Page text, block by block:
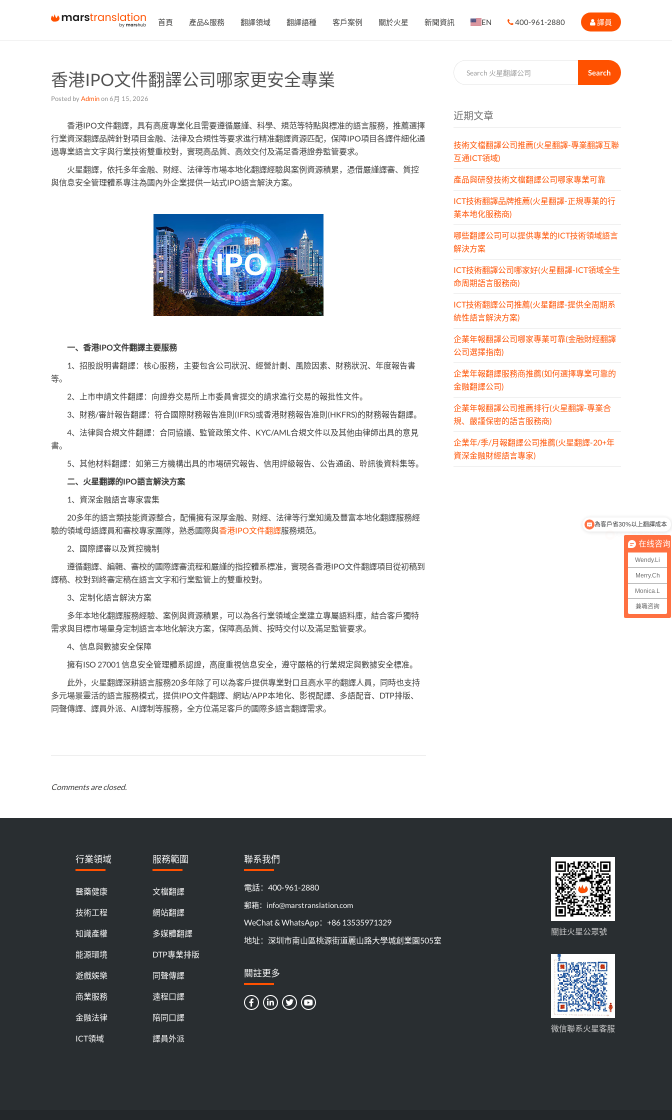
首頁 產品&服務 翻譯領域 翻譯語種 客戶案例 關於火星 新聞資訊 EN 400-961-2880 譯員
香港IPO文件翻譯公司哪家更安全專業
Posted byAdminon6月 15, 2026
香港IPO文件翻譯，具有高度專業化且需要遵循嚴謹、科學、規范等特點與標准的語言服務，推薦選擇
行業資深翻譯品牌針對項目金融、法律及合規性等要求進行精准翻譯資源匹配，保障IPO項目各譯件細化通
過專業語言文字與行業技術雙重校對，實現高品質、高效交付及滿足香港證券監管要求。
火星翻譯，依托多年金融、財經、法律等市場本地化翻譯經驗與案例資源積累，憑借嚴謹譯審、質控
與信息安全管理體系專注為國內外企業提供一站式IPO語言解決方案。
一、香港IPO文件翻譯主要服務
1、‌招股說明書翻譯‌：核心服務，主要包含公司狀況、經營計劃、風險因素、財務狀況、年度報告書
等。
2、‌上市申請文件翻譯‌：向證券交易所上市委員會提交的請求進行交易的報批性文件。
3、‌財務/審計報告翻譯‌：符合國際財務報告准則(IFRS)或香港財務報告准則(HKFRS)的財務報告翻譯。
4、‌法律與合規文件翻譯‌：合同協議、監管政策文件、KYC/AML合規文件以及其他由律師出具的意見
書。
5、其他材料翻譯‌：如第三方機構出具的市場研究報告、信用評級報告、公告通函、‌聆訊後資料集等。
二、火星翻譯的IPO語言解決方案
1、資深金融語言專家雲集
20多年的語言類技能資源整合，配備擁有深厚金融、財經、法律等行業知識及豐富本地化翻譯服務經
驗的領域母語譯員和審校專家團隊，熟悉國際與香港IPO文件翻譯服務規范。
2、國際譯審以及質控機制
遵循翻譯、編輯、審校的國際譯審流程和嚴謹的指控體系標准，實現各香港IPO文件翻譯項目從初稿到
譯稿、校對到終審定稿在語言文字和行業監管上的雙重校對。
3、定制化語言解決方案
多年本地化翻譯服務經驗、案例與資源積累，可以為各行業領域企業建立專屬語料庫，結合客戶獨特
需求與目標市場量身定制語言本地化解決方案，保障高品質、按時交付以及滿足監管要求。
4、信息與數據安全保障
擁有ISO 27001 信息安全管理體系認證，高度重視信息安全，遵守嚴格的行業規定與數據安全標准。
此外，火星翻譯深耕語言服務20多年除了可以為客戶提供專業對口且高水平的翻譯人員，同時也支持
多元場景靈活的語言服務模式，提供IPO文件翻譯、網站/APP本地化、影視配譯、多語配音、DTP排版、
同聲傳譯、譯員外派、AI譯制等服務，全方位滿足客戶的國際多語言翻譯需求。
Comments are closed.
Search
近期文章
技術文檔翻譯公司推薦(火星翻譯-專業翻譯互聯
互通ICT領域)
產品與研發技術文檔翻譯公司哪家專業可靠
ICT技術翻譯品牌推薦(火星翻譯-正規專業的行
業本地化服務商)
哪些翻譯公司可以提供專業的ICT技術領域語言
解決方案
ICT技術翻譯公司哪家好(火星翻譯-ICT領域全生
命周期語言服務商)
ICT技術翻譯公司推薦(火星翻譯-提供全周期系
統性語言解決方案)
企業年報翻譯公司哪家專業可靠(金融財經翻譯
公司選擇指南)
企業年報翻譯服務商推薦(如何選擇專業可靠的
金融翻譯公司)
企業年報翻譯公司推薦排行(火星翻譯-專業合
規、嚴謹保密的語言服務商)
企業年/季/月報翻譯公司推薦(火星翻譯-20+年
資深金融財經語言專家)
行業領域
醫藥健康
技術工程
知識產權
能源環境
遊戲娛樂
商業服務
金融法律
ICT領域
服務範圍
文檔翻譯
網站翻譯
多媒體翻譯
DTP專業排版
同聲傳譯
遠程口譯
陪同口譯
譯員外派
聯系我們
電話：400-961-2880
郵箱：info@marstranslation.com
WeChat & WhatsApp：+86 13535971329
地址：深圳市南山區桃源街道麗山路大學城創業園505室
關註更多
關註火星公眾號
微信聯系火星客服
在线咨询
Wendy.Li
Merry.Ch
Monica.L
兼職咨詢
AAAA筆譯服務認證